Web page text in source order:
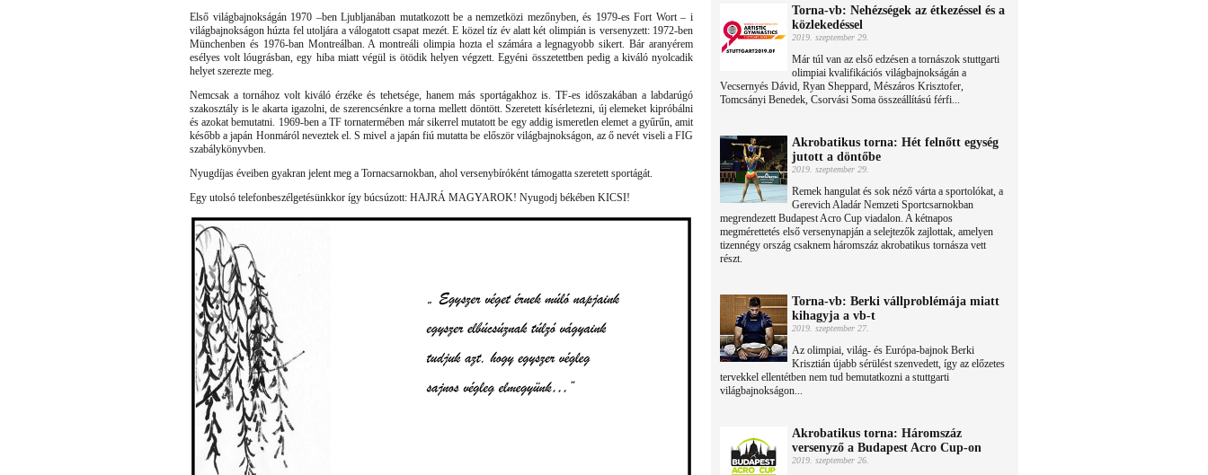
Első világbajnokságán 1970 –ben Ljubljanában mutatkozott be a nemzetközi mezőnyben, és 1979-es Fort Wort – i
világbajnokságon húzta fel utoljára a válogatott csapat mezét. E közel tíz év alatt két olimpián is versenyzett: 1972-ben
Münchenben és 1976-ban Montreálban. A montreáli olimpia hozta el számára a legnagyobb sikert. Bár aranyérem
esélyes volt lóugrásban, egy hiba miatt végül is ötödik helyen végzett. Egyéni összetettben pedig a kiváló nyolcadik
helyet szerezte meg.
Nemcsak a tornához volt kiváló érzéke és tehetsége, hanem más sportágakhoz is. TF-es időszakában a labdarúgó
szakosztály is le akarta igazolni, de szerencsénkre a torna mellett döntött. Szeretett kísérletezni, új elemeket kipróbálni
és azokat bemutatni. 1969-ben a TF tornatermében már sikerrel mutatott be egy addig ismeretlen elemet a gyűrűn, amit
később a japán Honmáról neveztek el. S mivel a japán fiú mutatta be először világbajnokságon, az ő nevét viseli a FIG
szabálykönyvben.
Nyugdíjas éveiben gyakran jelent meg a Tornacsarnokban, ahol versenybíróként támogatta szeretett sportágát.
Egy utolsó telefonbeszélgetésünkkor így búcsúzott: HAJRÁ MAGYAROK! Nyugodj békében KICSI!
Torna-vb: Nehézségek az étkezéssel és a
közlekedéssel
2019. szeptember 29.
Már túl van az első edzésen a tornászok stuttgarti
olimpiai kvalifikációs világbajnokságán a
Vecsernyés Dávid, Ryan Sheppard, Mészáros Krisztofer,
Tomcsányi Benedek, Csorvási Soma összeállítású férfi...
Akrobatikus torna: Hét felnőtt egység
jutott a döntőbe
2019. szeptember 29.
Remek hangulat és sok néző várta a sportolókat, a
Gerevich Aladár Nemzeti Sportcsarnokban
megrendezett Budapest Acro Cup viadalon. A kétnapos
megmérettetés első versenynapján a selejtezők zajlottak, amelyen
tizennégy ország csaknem háromszáz akrobatikus tornásza vett
részt.
Torna-vb: Berki vállproblémája miatt
kihagyja a vb-t
2019. szeptember 27.
Az olimpiai, világ- és Európa-bajnok Berki
Krisztián újabb sérülést szenvedett, így az előzetes
tervekkel ellentétben nem tud bemutatkozni a stuttgarti
világbajnokságon...
Akrobatikus torna: Háromszáz
versenyző a Budapest Acro Cup-on
2019. szeptember 26.